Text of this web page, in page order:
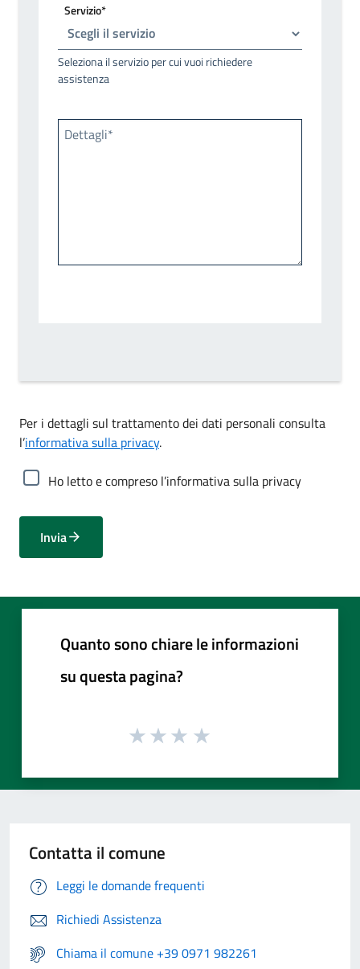
Servizio*
Seleziona il servizio per cui vuoi richiedere
assistenza
Dettagli*
Per i dettagli sul trattamento dei dati personali consulta
l’informativa sulla privacy.
Ho letto e compreso l’informativa sulla privacy
Invia
Quanto sono chiare le informazioni
su questa pagina?
Contatta il comune
Leggi le domande frequenti
Richiedi Assistenza
Chiama il comune +39 0971 982261